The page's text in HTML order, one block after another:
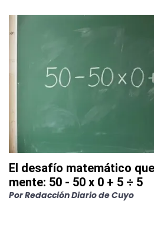
El desafío matemático
mente: 50 - 50 x 0 + 5 ÷ 5
PorRedacción Diario de Cuyo